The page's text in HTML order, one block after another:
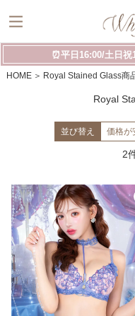
⏰平日16:00/土日
HOME Royal Stained Glass商
Royal
並び替え 価格が
2